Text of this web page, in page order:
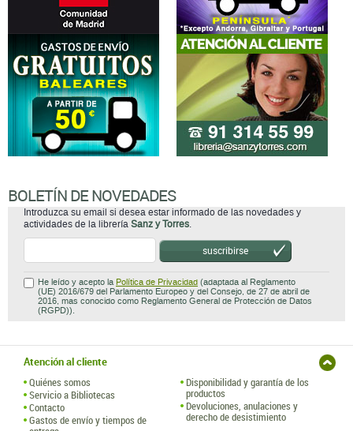
BOLETÍN DE NOVEDADES
Introduzca su email si desea estar informado de las novedades y
actividades de la librería Sanz y Torres.
suscribirse
He leído y acepto la Política de Privacidad (adaptada al Reglamento
(UE) 2016/679 del Parlamento Europeo y del Consejo, de 27 de abril de
2016, mas conocido como Reglamento General de Protección de Datos
(RGPD)).
Atención al cliente
Quiénes somos
Servicio a Bibliotecas
Contacto
Gastos de envío y tiempos de
Disponibilidad y garantía de los
productos
Devoluciones, anulaciones y
derecho de desistimiento